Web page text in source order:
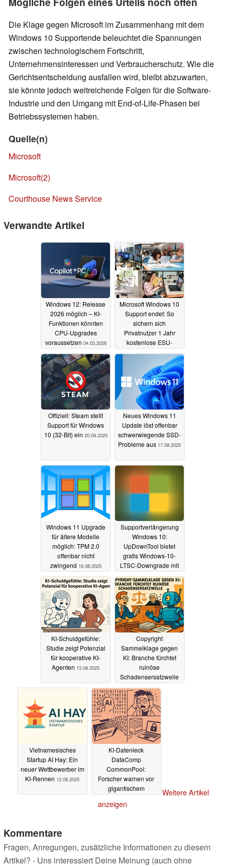
Die Klage gegen Microsoft im Zusammenhang mit dem
Windows 10 Supportende beleuchtet die Spannungen
zwischen technologischem Fortschritt,
Unternehmensinteressen und Verbraucherschutz. Wie die
Gerichtsentscheidung ausfallen wird, bleibt abzuwarten,
sie könnte jedoch weitreichende Folgen für die Software-
Industrie und den Umgang mit End-of-Life-Phasen bei
Betriebssystemen haben.
Quelle(n)
Microsoft
Microsoft(2)
Courthouse News Service
Verwandte Artikel
Windows 12: Release
2026 möglich – KI-
Funktionen könnten
CPU-Upgrades
voraussetzen 04.03.2026
Microsoft Windows 10
Support endet: So
sichern sich
Privatnutzer 1 Jahr
kostenlose ESU-
Sicherheitsupdates
(UPDATE EWR-
Regeln)26.09.2025
Offiziell: Steam stellt
Support für Windows
10 (32-Bit) ein 20.09.2025
Neues Windows 11
Update löst offenbar
schwerwiegende SSD-
Probleme aus 17.08.2025
Windows 11 Upgrade
für ältere Modelle
möglich: TPM 2.0
offenbar nicht
zwingend 16.08.2025
Supportverlängerung
Windows 10:
UpDownTool bietet
gratis Windows-10-
LTSC-Downgrade mit
Updates bis 2032
14.08.2025
KI‑Schuldgefühle:
Studie zeigt Potenzial
für kooperative KI-
Agenten 13.08.2025
Copyright
Sammelklage gegen
KI: Branche fürchtet
ruinöse
Schadensersatzwelle
13.08.2025
Vietnamesisches
Startup AI Hay: Ein
neuer Wettbewerber im
KI-Rennen 12.08.2025
KI-Datenleck
DataComp
CommonPool:
Forscher warnen vor
gigantischem
12.08.2025
Weitere Artikel
anzeigen
Kommentare
Fragen, Anregungen, zusätzliche Informationen zu diesem
Artikel? - Uns interessiert Deine Meinung (auch ohne